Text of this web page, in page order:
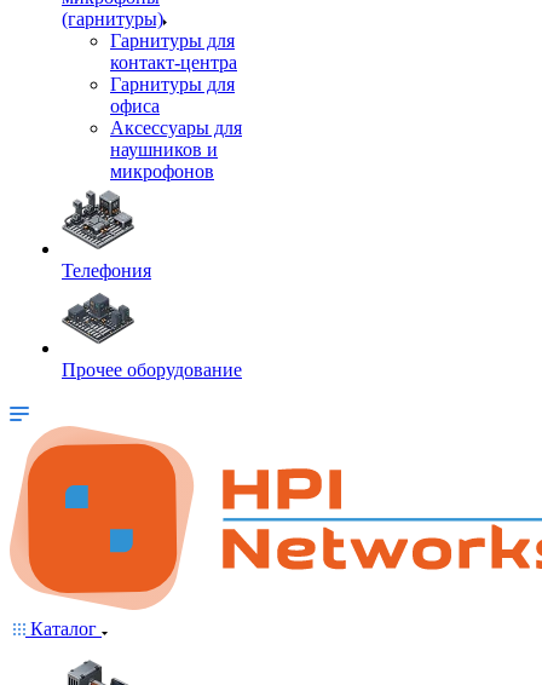
(гарнитуры)
Гарнитуры для
контакт-центра
Гарнитуры для
офиса
Аксессуары для
наушников и
микрофонов
Телефония
Прочее оборудование
Каталог